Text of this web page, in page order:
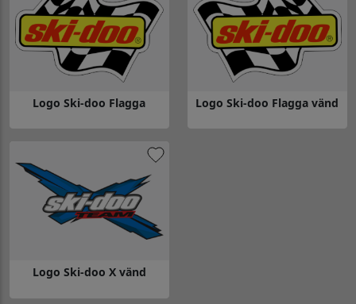
Logo Ski-doo Flagga Logo Ski-doo Flagga vänd
Logo Ski-doo X vänd